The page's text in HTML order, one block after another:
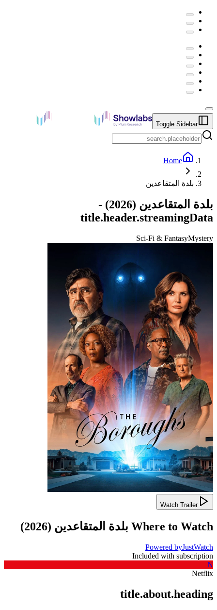
Toggle Sidebar
Home
بلدة المتقاعدين
بلدة المتقاعدين (
2026
) -
title.header.streamingData
Sci-Fi & FantasyMystery
Watch Trailer
Where to Watch بلدة المتقاعدين (
2026
)
Powered byJustWatch
Included with subscription
N
Netflix
title.about.heading